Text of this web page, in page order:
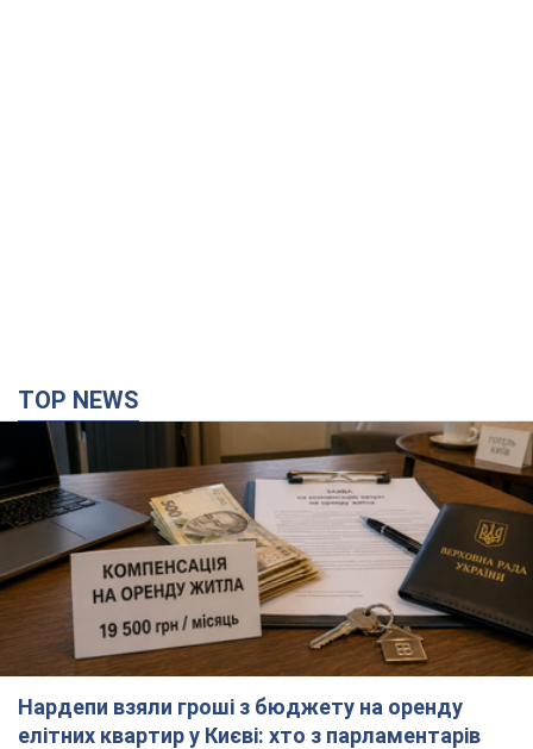
TOP NEWS
Нардепи взяли гроші з бюджету на оренду
елітних квартир у Києві: хто з парламентарів